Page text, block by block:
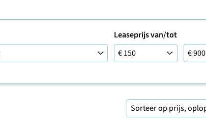
Leaseprijs van/tot
Leaseprijs tot